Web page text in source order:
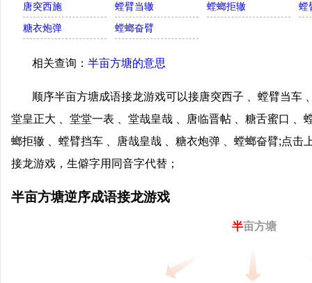
唐突西施
螳臂当辙 螳螂拒辙
螳
糖衣炮弹
螳螂奋臂
相关查询： 半亩方塘的意思
顺序半亩方塘成语接龙游戏可以接唐突西子 、螳臂当车
堂皇正大 、堂堂一表 、堂哉皇哉 、唐临晋帖 、糖舌蜜口 、
螂拒辙 、螳臂挡车 、唐哉皇哉 、糖衣炮弹 、螳螂奋臂;点击
接龙游戏，生僻字用同音字代替；
半亩方塘逆序成语接龙游戏
半亩方塘